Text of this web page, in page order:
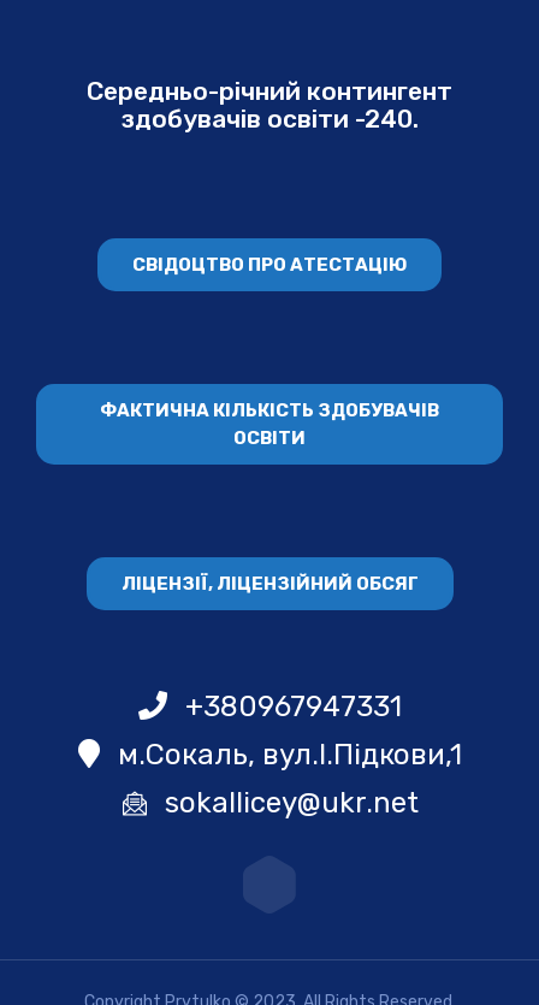
Середньо-річний контингент
здобувачів освіти -240.
СВІДОЦТВО ПРО АТЕСТАЦІЮ
ФАКТИЧНА КІЛЬКІСТЬ ЗДОБУВАЧІВ
ОСВІТИ
ЛІЦЕНЗІЇ, ЛІЦЕНЗІЙНИЙ ОБСЯГ
+380967947331
м.Сокаль, вул.І.Підкови,1
sokallicey@ukr.net